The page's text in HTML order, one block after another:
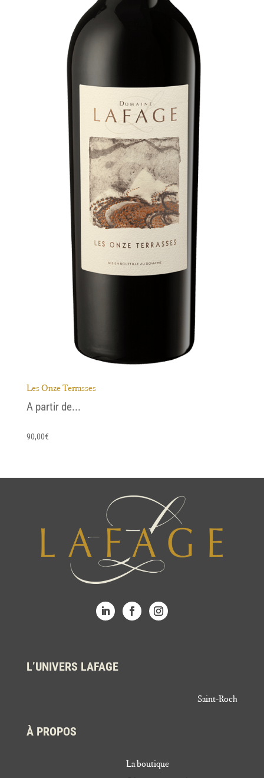
Les Onze Terrasses
A partir de...
90,00€
L’UNIVERS LAFAGE
Saint-Roch
À PROPOS
La boutique